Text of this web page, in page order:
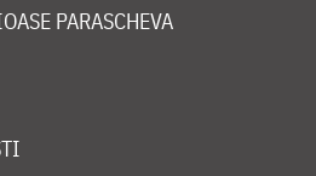
PARASCHEVA